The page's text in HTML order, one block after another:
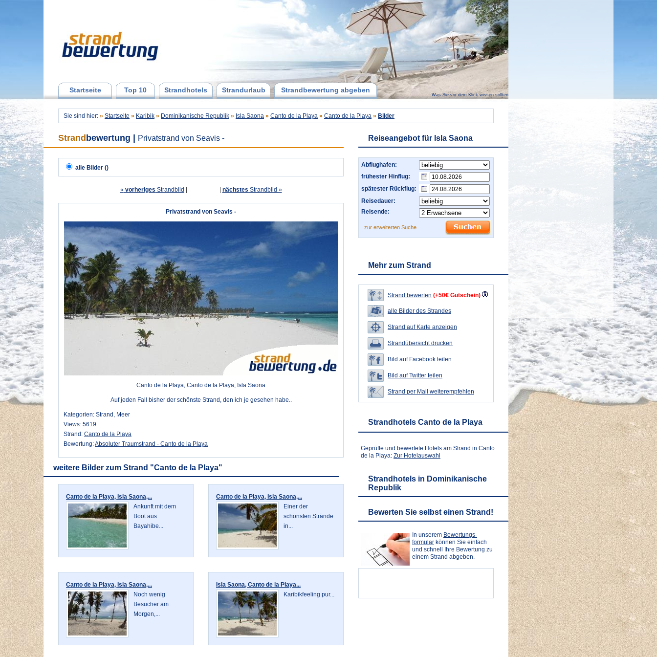
Startseite Top 10 Strandhotels Strandurlaub Strandbewertung abgeben
Was Sie vor dem Klick wissen sollten
Sie sind hier: » Startseite » Karibik » Dominikanische Republik » Isla Saona » Canto de la Playa » Canto de la Playa » Bilder
Strand bewertung Privatstrand von Seavis -
alle Bilder ()
« vorheriges Strandbild nächstes Strandbild »
Privatstrand von Seavis -
Canto de la Playa, Canto de la Playa, Isla Saona
Auf jeden Fall bisher der schönste Strand, den ich je gesehen habe..
Kategorien: Strand, Meer
Views: 5619
Strand: Canto de la Playa
Bewertung:Absoluter Traumstrand - Canto de la Playa
weitere Bilder zum Strand "Canto de la Playa"
Canto de la Playa, Isla Saona,...
Ankunft mit dem
Boot aus
Bayahibe...
Canto de la Playa, Isla Saona,...
Einer der
schönsten Strände
in...
Canto de la Playa, Isla Saona,...
Noch wenig
Besucher am
Morgen,...
Isla Saona, Canto de la Playa...
Karibikfeeling pur...
Reiseangebot für Isla Saona
Abflughafen:
frühester Hinflug:
spätester Rückflug:
Reisedauer:
Reisende:
zur erweiterten Suche
Mehr zum Strand
Strand bewerten (+50€ Gutschein)
alle Bilder des Strandes
Strand auf Karte anzeigen
Strandübersicht drucken
Bild auf Facebook teilen
Bild auf Twitter teilen
Strand per Mail weiterempfehlen
Strandhotels Canto de la Playa
Geprüfte und bewertete Hotels am Strand in Canto
de la Playa: Zur Hotelauswahl
Strandhotels in Dominikanische
Republik
Bewerten Sie selbst einen Strand!
In unserem Bewertungs-
formular können Sie einfach
und schnell Ihre Bewertung zu
einem Strand abgeben.